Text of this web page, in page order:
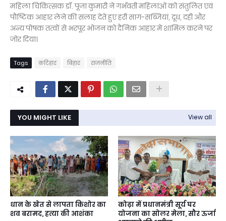
महिला चिकित्सक डॉ. पूजा कुमारी ने गर्भवती महिलाओं को संतुलित एवं
पौष्टिक आहार लेने की सलाह देते हुए हरी साग-सब्जियां, दूध, दही और
अन्य पोषक तत्वों से भरपूर भोजन को दैनिक आहार में शामिल करने पर
जोर दिया।
Tags कटिहार बिहार राजनीति
YOU MIGHT LIKE View all
धान के खेत से लापता किशोर का
शव बरामद, हत्या की आशंका
कोढ़ा में प्रधानमंत्री सूर्य घर
योजना का सोलर मेला, सौर ऊर्जा